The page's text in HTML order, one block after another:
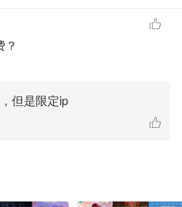
决赛中都获得进球的球员。
但是限定ip